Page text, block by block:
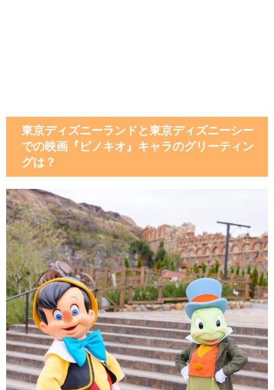
東京ディズニーランドと東京ディズニーシー
での映画『ピノキオ』キャラのグリーティン
グは？